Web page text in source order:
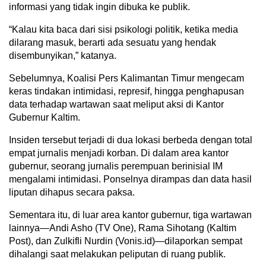
informasi yang tidak ingin dibuka ke publik.
“Kalau kita baca dari sisi psikologi politik, ketika media
dilarang masuk, berarti ada sesuatu yang hendak
disembunyikan,” katanya.
Sebelumnya, Koalisi Pers Kalimantan Timur mengecam
keras tindakan intimidasi, represif, hingga penghapusan
data terhadap wartawan saat meliput aksi di Kantor
Gubernur Kaltim.
Insiden tersebut terjadi di dua lokasi berbeda dengan total
empat jurnalis menjadi korban. Di dalam area kantor
gubernur, seorang jurnalis perempuan berinisial IM
mengalami intimidasi. Ponselnya dirampas dan data hasil
liputan dihapus secara paksa.
Sementara itu, di luar area kantor gubernur, tiga wartawan
lainnya—Andi Asho (TV One), Rama Sihotang (Kaltim
Post), dan Zulkifli Nurdin (Vonis.id)—dilaporkan sempat
dihalangi saat melakukan peliputan di ruang publik.